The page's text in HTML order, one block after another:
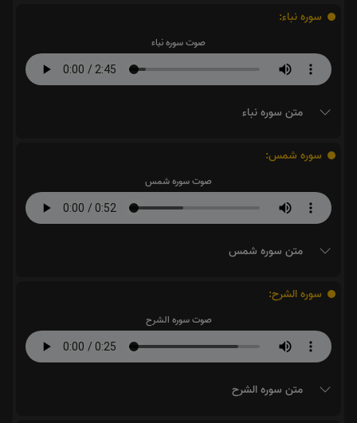
سوره نباء:
صوت سوره نباء
متن سوره نباء
سوره شمس:
صوت سوره شمس
متن سوره شمس
سوره الشرح:
صوت سوره الشرح
متن سوره الشرح